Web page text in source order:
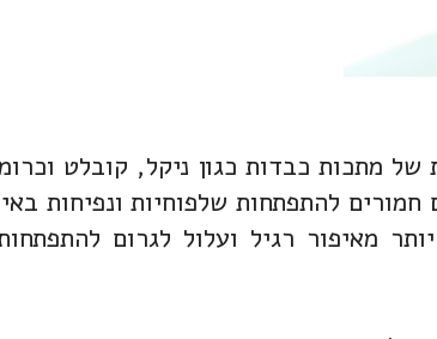
של מתכות כבדות כגון ניקל, קובלט
להתפתחות שלפוחיות ונפיחות
מאיפור רגיל ועלול לגרום